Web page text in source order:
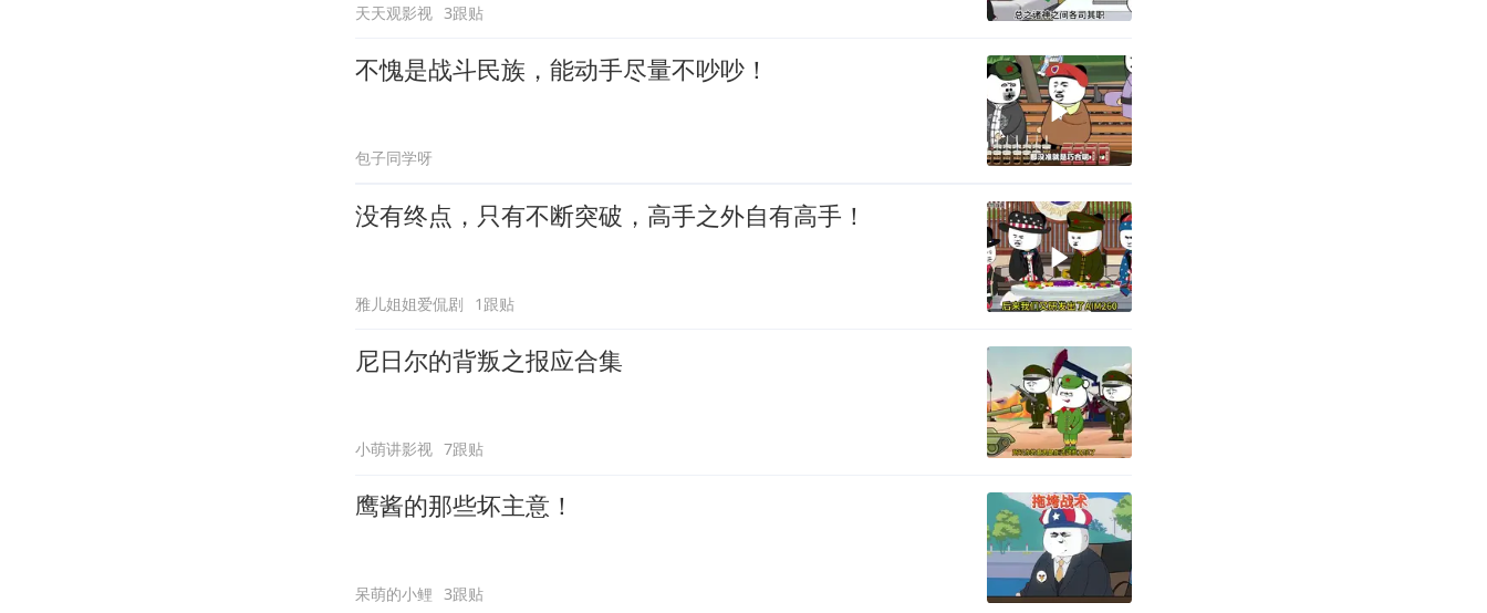
天天观影视 3跟贴
不愧是战斗民族，能动手尽量不吵吵！
包子同学呀
没有终点，只有不断突破，高手之外自有高手！
雅儿姐姐爱侃剧 1跟贴
尼日尔的背叛之报应合集
小萌讲影视 7跟贴
鹰酱的那些坏主意！
呆萌的小鲤 3跟贴